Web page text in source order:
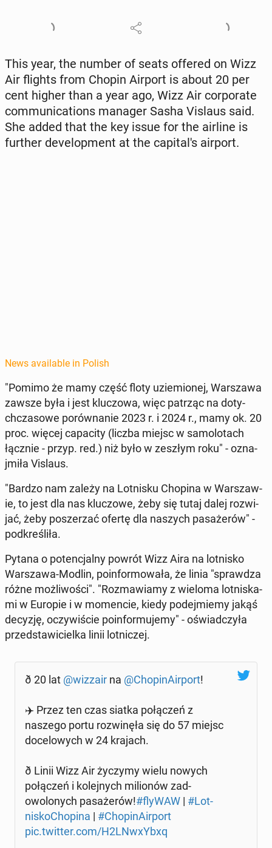
This year, the number of seats offered on Wizz
Air flights from Chopin Airport is about 20 per
cent higher than a year ago, Wizz Air cor­po­rate
com­mu­ni­ca­tions manager Sasha Vislaus said.
She added that the key issue for the airline is
further de­vel­op­ment at the cap­i­tal's airport.
News available in Polish
"Pomimo że mamy część floty uziemionej, Warsza­wa
zawsze była i jest kluc­zowa, więc patrząc na doty­
chcza­sowe porów­nanie 2023 r. i 2024 r., mamy ok. 20
proc. więcej ca­pac­i­ty (liczba miejsc w samolotach
łącznie - przyp. red.) niż było w zeszłym roku" - oz­na­
jmiła Vislaus.
"Bardzo nam zależy na Lot­nisku Chopina w Warsza­w­
ie, to jest dla nas kluc­zowe, żeby się tutaj dalej rozwi­
jać, żeby posz­erzać ofertę dla naszych pasażerów" -
pod­kreśliła.
Pytana o po­tenc­jal­ny powrót Wizz Aira na lot­nisko
Warsza­wa-Modlin, poin­for­mowała, że linia "sprawdza
różne możli­woś­ci". "Roz­maw­iamy z wieloma lot­niska­
mi w Europie i w mo­men­cie, kiedy pode­jmiemy jakąś
decyzję, oczy­wiś­cie poin­for­mu­je­my" - oświad­czyła
przed­staw­iciel­ka linii lot­niczej.
ð 20 lat @wizzair na @ChopinAir­port!
✈️ Przez ten czas siatka połączeń z
naszego portu rozwinęła się do 57 miejsc
do­celowych w 24 krajach.
ð Linii Wizz Air życzymy wielu nowych
połączeń i kole­jnych mil­ionów zad­
owolonych pasażerów!#flyWAW | #Lot­
nisko­Chopina | #ChopinAir­port
pic.twitter.com/H2LNwxY­bxq